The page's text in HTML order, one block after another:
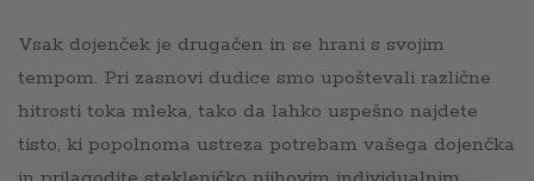
Vsak dojenček je drugačen in se hrani s svojim
tempom. Pri zasnovi dudice smo upoštevali različne
hitrosti toka mleka, tako da lahko uspešno najdete
tisto, ki popolnoma ustreza potrebam vašega dojenčka